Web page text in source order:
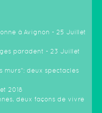
à Avignon - 25 Juillet
paradent - 23 Juillet
murs": deux spectacles
2018
deux façons de vivre